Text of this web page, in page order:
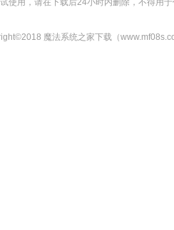
使用，请在下载后24小时内删除，不得用
魔法系统之家下载（